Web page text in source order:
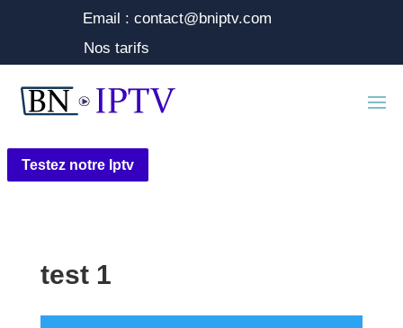
Email : contact@bniptv.com
Nos tarifs
Testez notre Iptv
test 1